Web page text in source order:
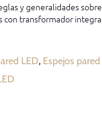
y generalidades
con transformador
LED, Espejos